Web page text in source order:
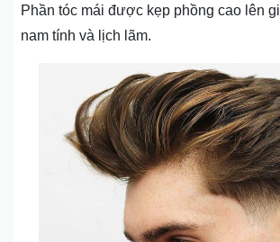
Phần tóc mái được kẹp phồng cao lên
nam tính và lịch lãm.